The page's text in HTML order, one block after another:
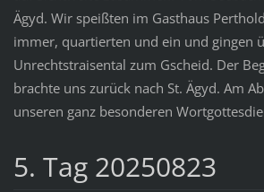
Ägyd. Wir speißten im Gasthaus
immer, quartierten und ein und gingen
Unrechtstraisental zum Gscheid. Der
brachte uns zurück nach St. Ägyd. Am
unseren ganz besonderen
5. Tag 20250823